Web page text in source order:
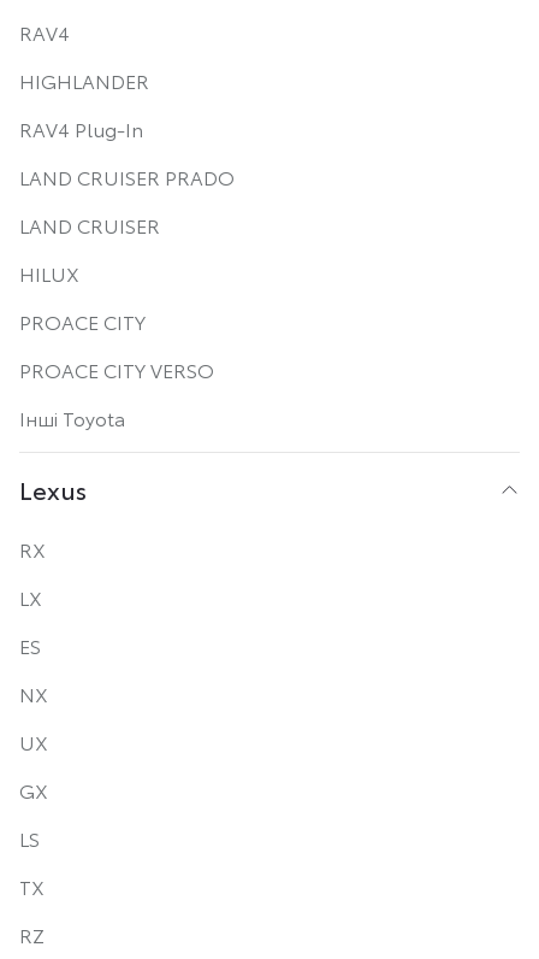
RAV4
HIGHLANDER
RAV4 Plug-In
LAND CRUISER PRADO
LAND CRUISER
HILUX
PROACE CITY
PROACE CITY VERSO
Інші Toyota
Lexus
RX
LX
ES
NX
UX
GX
LS
TX
RZ